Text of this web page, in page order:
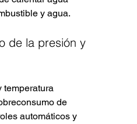
y agua.
de la presión y
temperatura
de
automáticos y